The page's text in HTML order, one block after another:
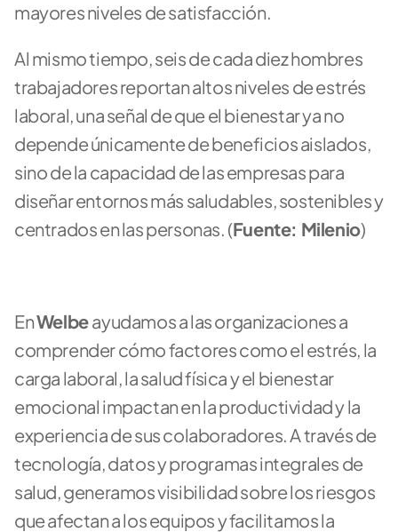
mayores niveles de satisfacción.
Al mismo tiempo, seis de cada diez hombres
trabajadores reportan altos niveles de estrés
laboral, una señal de que el bienestar ya no
depende únicamente de beneficios aislados,
sino de la capacidad de las empresas para
diseñar entornos más saludables, sostenibles y
centrados en las personas. (Fuente: Milenio)
En Welbe ayudamos a las organizaciones a
comprender cómo factores como el estrés, la
carga laboral, la salud física y el bienestar
emocional impactan en la productividad y la
experiencia de sus colaboradores. A través de
tecnología, datos y programas integrales de
salud, generamos visibilidad sobre los riesgos
que afectan a los equipos y facilitamos la